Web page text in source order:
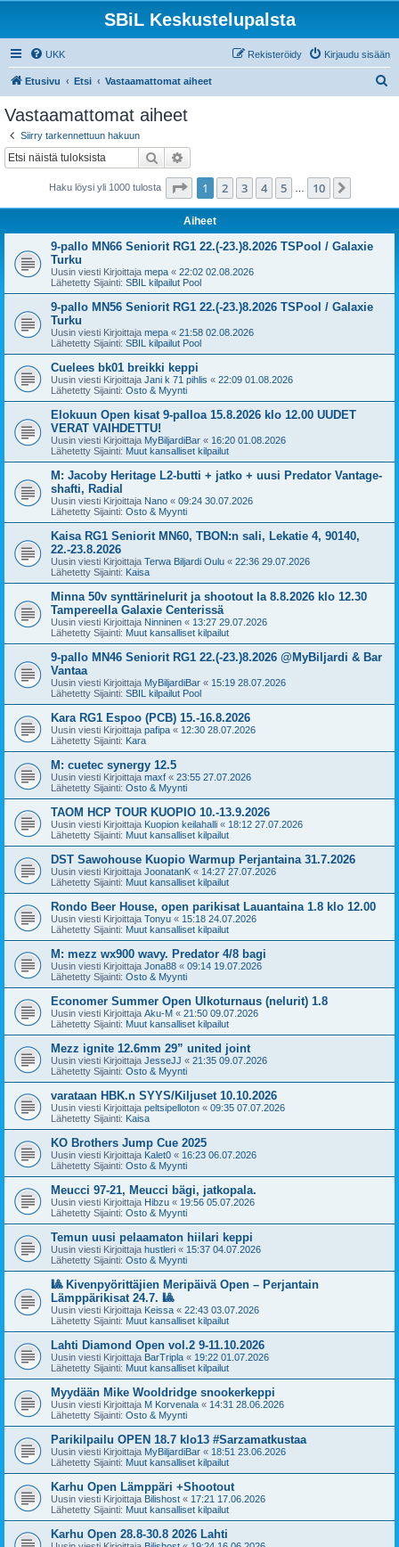
SBiL Keskustelupalsta
UKK Kirjaudu sisään
Rekisteröidy
Etusivu Etsi Vastaamattomat aiheet
Vastaamattomat aiheet
Siirry tarkennettuun hakuun
Etsi
Haku löysi yli 1000 tulosta Sivu /10
1 2 3 4 5 10
Aiheet
9-pallo MN66 Seniorit RG1 22.(-23.)8.2026 TSPool / Galaxie
Turku
Uusin viesti Kirjoittaja mepa « 22:02 02.08.2026
Lähetetty Sijainti: SBIL kilpailut Pool
9-pallo MN56 Seniorit RG1 22.(-23.)8.2026 TSPool / Galaxie
Turku
Uusin viesti Kirjoittaja mepa « 21:58 02.08.2026
Lähetetty Sijainti: SBIL kilpailut Pool
Cuelees bk01 breikki keppi
Uusin viesti Kirjoittaja Jani k 71 pihlis « 22:09 01.08.2026
Lähetetty Sijainti: Osto & Myynti
Elokuun Open kisat 9-palloa 15.8.2026 klo 12.00 UUDET
VERAT VAIHDETTU!
Uusin viesti Kirjoittaja MyBiljardiBar « 16:20 01.08.2026
Lähetetty Sijainti: Muut kansalliset kilpailut
M: Jacoby Heritage L2-butti + jatko + uusi Predator Vantage-
shafti, Radial
Uusin viesti Kirjoittaja Nano « 09:24 30.07.2026
Lähetetty Sijainti: Osto & Myynti
Kaisa RG1 Seniorit MN60, TBON:n sali, Lekatie 4, 90140,
22.-23.8.2026
Uusin viesti Kirjoittaja Terwa Biljardi Oulu « 22:36 29.07.2026
Lähetetty Sijainti: Kaisa
Minna 50v synttärinelurit ja shootout la 8.8.2026 klo 12.30
Tampereella Galaxie Centerissä
Uusin viesti Kirjoittaja Ninninen « 13:27 29.07.2026
Lähetetty Sijainti: Muut kansalliset kilpailut
9-pallo MN46 Seniorit RG1 22.(-23.)8.2026 @MyBiljardi & Bar
Vantaa
Uusin viesti Kirjoittaja MyBiljardiBar « 15:19 28.07.2026
Lähetetty Sijainti: SBIL kilpailut Pool
Kara RG1 Espoo (PCB) 15.-16.8.2026
Uusin viesti Kirjoittaja pafipa « 12:30 28.07.2026
Lähetetty Sijainti: Kara
M: cuetec synergy 12.5
Uusin viesti Kirjoittaja maxf « 23:55 27.07.2026
Lähetetty Sijainti: Osto & Myynti
TAOM HCP TOUR KUOPIO 10.-13.9.2026
Uusin viesti Kirjoittaja Kuopion keilahalli « 18:12 27.07.2026
Lähetetty Sijainti: Muut kansalliset kilpailut
DST Sawohouse Kuopio Warmup Perjantaina 31.7.2026
Uusin viesti Kirjoittaja JoonatanK « 14:27 27.07.2026
Lähetetty Sijainti: Muut kansalliset kilpailut
Rondo Beer House, open parikisat Lauantaina 1.8 klo 12.00
Uusin viesti Kirjoittaja Tonyu « 15:18 24.07.2026
Lähetetty Sijainti: Muut kansalliset kilpailut
M: mezz wx900 wavy. Predator 4/8 bagi
Uusin viesti Kirjoittaja Jona88 « 09:14 19.07.2026
Lähetetty Sijainti: Osto & Myynti
Economer Summer Open Ulkoturnaus (nelurit) 1.8
Uusin viesti Kirjoittaja Aku-M « 21:50 09.07.2026
Lähetetty Sijainti: Muut kansalliset kilpailut
Mezz ignite 12.6mm 29” united joint
Uusin viesti Kirjoittaja JesseJJ « 21:35 09.07.2026
Lähetetty Sijainti: Osto & Myynti
varataan HBK.n SYYS/Kiljuset 10.10.2026
Uusin viesti Kirjoittaja peltsipelloton « 09:35 07.07.2026
Lähetetty Sijainti: Kaisa
KO Brothers Jump Cue 2025
Uusin viesti Kirjoittaja Kalet0 « 16:23 06.07.2026
Lähetetty Sijainti: Osto & Myynti
Meucci 97-21, Meucci bägi, jatkopala.
Uusin viesti Kirjoittaja Hibzu « 19:56 05.07.2026
Lähetetty Sijainti: Osto & Myynti
Temun uusi pelaamaton hiilari keppi
Uusin viesti Kirjoittaja hustleri « 15:37 04.07.2026
Lähetetty Sijainti: Osto & Myynti
🎱 Kivenpyörittäjien Meripäivä Open – Perjantain
Lämppärikisat 24.7. 🎱
Uusin viesti Kirjoittaja Keissa « 22:43 03.07.2026
Lähetetty Sijainti: Muut kansalliset kilpailut
Lahti Diamond Open vol.2 9-11.10.2026
Uusin viesti Kirjoittaja BarTripla « 19:22 01.07.2026
Lähetetty Sijainti: Muut kansalliset kilpailut
Myydään Mike Wooldridge snookerkeppi
Uusin viesti Kirjoittaja M Korvenala « 14:31 28.06.2026
Lähetetty Sijainti: Osto & Myynti
Parikilpailu OPEN 18.7 klo13 #Sarzamatkustaa
Uusin viesti Kirjoittaja MyBiljardiBar « 18:51 23.06.2026
Lähetetty Sijainti: Muut kansalliset kilpailut
Karhu Open Lämppäri +Shootout
Uusin viesti Kirjoittaja Bilishost « 17:21 17.06.2026
Lähetetty Sijainti: Muut kansalliset kilpailut
Karhu Open 28.8-30.8 2026 Lahti